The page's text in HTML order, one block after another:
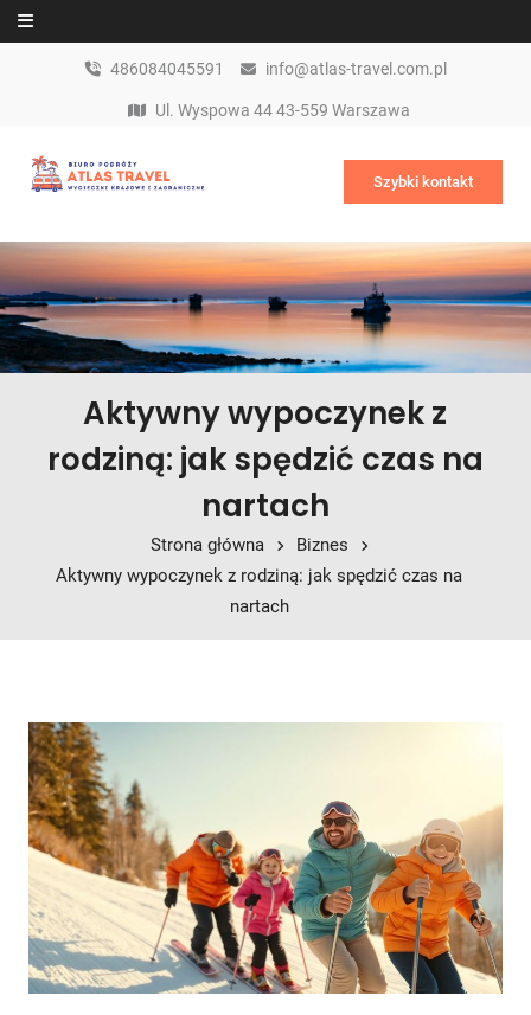
Skip to content
486084045591 info@atlas-travel.com.pl
Ul. Wyspowa 44 43-559 Warszawa
Szybki kontakt
Aktywny wypoczynek z
rodziną: jak spędzić czas na
nartach
Strona główna
Biznes
Aktywny wypoczynek z rodziną: jak spędzić czas na
nartach